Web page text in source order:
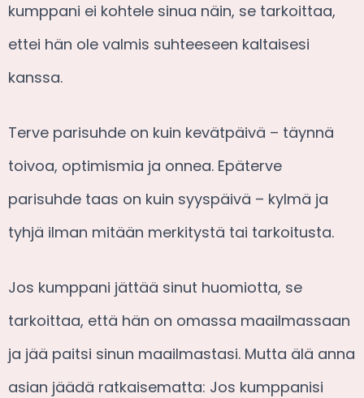
kumppani ei kohtele sinua näin, se tarkoittaa,
ettei hän ole valmis suhteeseen kaltaisesi
kanssa.
Terve parisuhde on kuin kevätpäivä – täynnä
toivoa, optimismia ja onnea. Epäterve
parisuhde taas on kuin syyspäivä – kylmä ja
tyhjä ilman mitään merkitystä tai tarkoitusta.
Jos kumppani jättää sinut huomiotta, se
tarkoittaa, että hän on omassa maailmassaan
ja jää paitsi sinun maailmastasi. Mutta älä anna
asian jäädä ratkaisematta: Jos kumppanisi